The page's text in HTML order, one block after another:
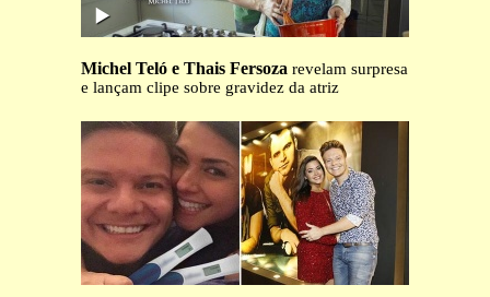
Michel Teló e Thais Fersoza revelam surpresa
e lançam clipe sobre gravidez da atriz